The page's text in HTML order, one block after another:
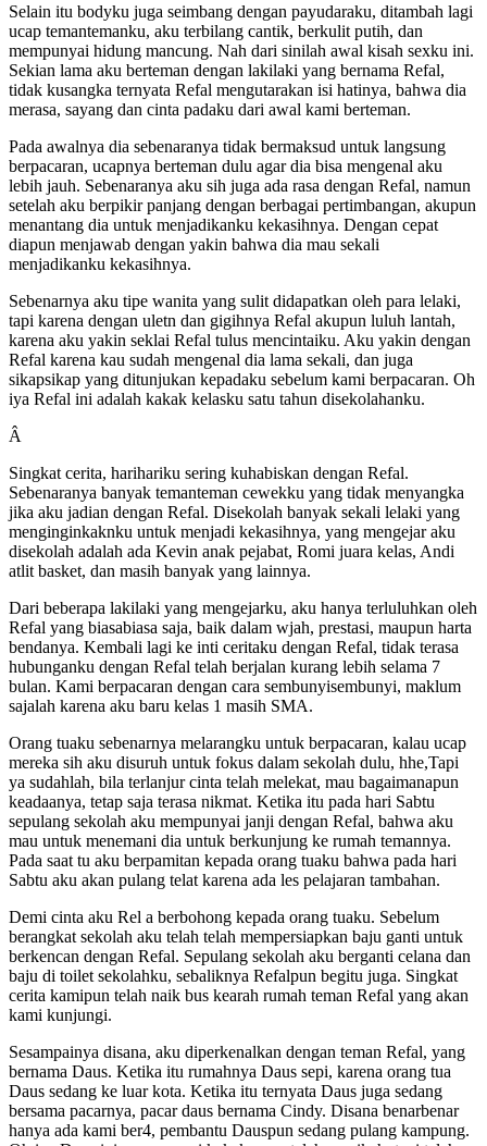
Selain itu bodyku juga seimbang dengan payudaraku, ditambah lagi
ucap temantemanku, aku terbilang cantik, berkulit putih, dan
mempunyai hidung mancung. Nah dari sinilah awal kisah sexku ini.
Sekian lama aku berteman dengan lakilaki yang bernama Refal,
tidak kusangka ternyata Refal mengutarakan isi hatinya, bahwa dia
merasa, sayang dan cinta padaku dari awal kami berteman.
Pada awalnya dia sebenaranya tidak bermaksud untuk langsung
berpacaran, ucapnya berteman dulu agar dia bisa mengenal aku
lebih jauh. Sebenaranya aku sih juga ada rasa dengan Refal, namun
setelah aku berpikir panjang dengan berbagai pertimbangan, akupun
menantang dia untuk menjadikanku kekasihnya. Dengan cepat
diapun menjawab dengan yakin bahwa dia mau sekali
menjadikanku kekasihnya.
Sebenarnya aku tipe wanita yang sulit didapatkan oleh para lelaki,
tapi karena dengan uletn dan gigihnya Refal akupun luluh lantah,
karena aku yakin seklai Refal tulus mencintaiku. Aku yakin dengan
Refal karena kau sudah mengenal dia lama sekali, dan juga
sikapsikap yang ditunjukan kepadaku sebelum kami berpacaran. Oh
iya Refal ini adalah kakak kelasku satu tahun disekolahanku.
Â
Singkat cerita, harihariku sering kuhabiskan dengan Refal.
Sebenaranya banyak temanteman cewekku yang tidak menyangka
jika aku jadian dengan Refal. Disekolah banyak sekali lelaki yang
menginginkaknku untuk menjadi kekasihnya, yang mengejar aku
disekolah adalah ada Kevin anak pejabat, Romi juara kelas, Andi
atlit basket, dan masih banyak yang lainnya.
Dari beberapa lakilaki yang mengejarku, aku hanya terluluhkan oleh
Refal yang biasabiasa saja, baik dalam wjah, prestasi, maupun harta
bendanya. Kembali lagi ke inti ceritaku dengan Refal, tidak terasa
hubunganku dengan Refal telah berjalan kurang lebih selama 7
bulan. Kami berpacaran dengan cara sembunyisembunyi, maklum
sajalah karena aku baru kelas 1 masih SMA.
Orang tuaku sebenarnya melarangku untuk berpacaran, kalau ucap
mereka sih aku disuruh untuk fokus dalam sekolah dulu, hhe,Tapi
ya sudahlah, bila terlanjur cinta telah melekat, mau bagaimanapun
keadaanya, tetap saja terasa nikmat. Ketika itu pada hari Sabtu
sepulang sekolah aku mempunyai janji dengan Refal, bahwa aku
mau untuk menemani dia untuk berkunjung ke rumah temannya.
Pada saat tu aku berpamitan kepada orang tuaku bahwa pada hari
Sabtu aku akan pulang telat karena ada les pelajaran tambahan.
Demi cinta aku Rel a berbohong kepada orang tuaku. Sebelum
berangkat sekolah aku telah telah mempersiapkan baju ganti untuk
berkencan dengan Refal. Sepulang sekolah aku berganti celana dan
baju di toilet sekolahku, sebaliknya Refalpun begitu juga. Singkat
cerita kamipun telah naik bus kearah rumah teman Refal yang akan
kami kunjungi.
Sesampainya disana, aku diperkenalkan dengan teman Refal, yang
bernama Daus. Ketika itu rumahnya Daus sepi, karena orang tua
Daus sedang ke luar kota. Ketika itu ternyata Daus juga sedang
bersama pacarnya, pacar daus bernama Cindy. Disana benarbenar
hanya ada kami ber4, pembantu Dauspun sedang pulang kampung.